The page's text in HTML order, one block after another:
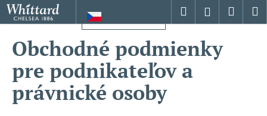
Prejsť
obsah
Hľadať Prihlásenie
Obchodné podmienky
pre podnikateľov a
právnické osoby
K
o
Č
o
p